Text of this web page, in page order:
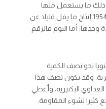
ذلك ما يستعمل منها
لأغراض غير طبية. لقد تم في عام 1954 إنتاج ما يقل قليلا عن
وحدها؛ أما اليوم فالرقم
نحو نصف الكمية
وقد يكون نصف هذا
البكتيرية، وأعطي
كثيرا نشوء المقاومة.